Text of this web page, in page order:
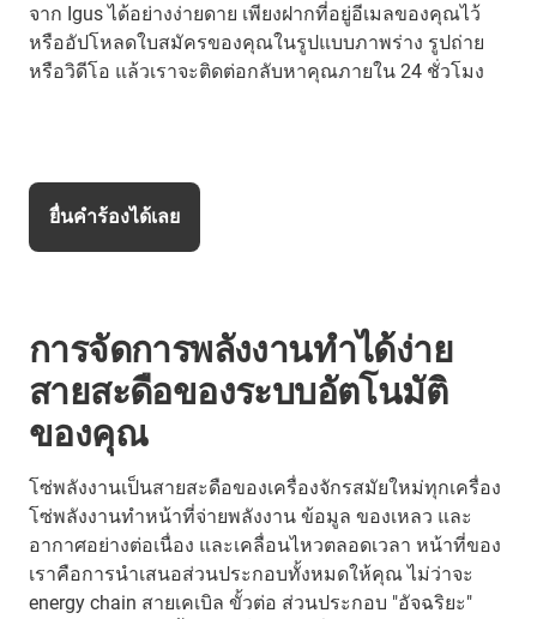
จาก Igus ได้อย่างง่ายดาย เพียงฝากที่อยู่อีเมลของคุณไว้
หรืออัปโหลดใบสมัครของคุณในรูปแบบภาพร่าง รูปถ่าย
หรือวิดีโอ แล้วเราจะติดต่อกลับหาคุณภายใน 24 ชั่วโมง
ยื่นคำร้องได้เลย
การจัดการพลังงานทำได้ง่าย
สายสะดือของระบบอัตโนมัติ
ของคุณ
โซ่พลังงานเป็นสายสะดือของเครื่องจักรสมัยใหม่ทุกเครื่อง
โซ่พลังงานทำหน้าที่จ่ายพลังงาน ข้อมูล ของเหลว และ
อากาศอย่างต่อเนื่อง และเคลื่อนไหวตลอดเวลา หน้าที่ของ
เราคือการนำเสนอส่วนประกอบทั้งหมดให้คุณ ไม่ว่าจะ
energy chain สายเคเบิล ขั้วต่อ ส่วนประกอบ "อัจฉริยะ"